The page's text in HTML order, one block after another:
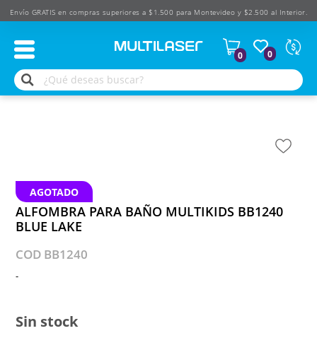
Envío GRATIS en compras superiores a $1.500 para Montevideo y $2.500 al Interior.
Según
$
0
0
AGOTADO
ALFOMBRA PARA BAÑO MULTIKIDS BB1240
BLUE LAKE
COD BB1240
-
Sin stock